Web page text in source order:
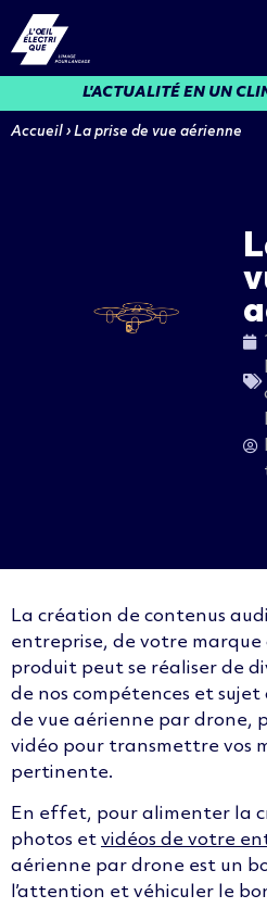
L'ACTUALITÉ EN UN
Accueil › La prise de vue aérienne
La création de contenus
entreprise, de votre marque
produit peut se réaliser de
de nos compétences et
de vue aérienne par drone,
vidéo pour transmettre vos
pertinente.
En effet, pour alimenter la
photos et vidéos de votre
aérienne par drone est un
l’attention et véhiculer le